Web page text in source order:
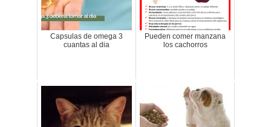
Capsulas de omega 3
cuantas al dia
Pueden comer manzana
los cachorros